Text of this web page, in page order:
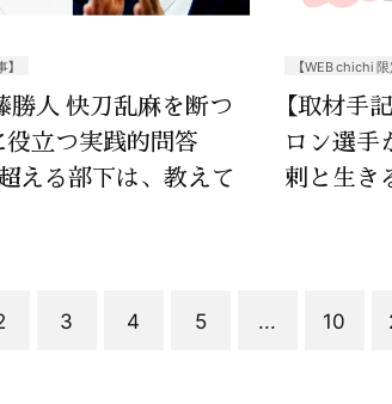
勝人 快刀乱麻を断つ
立つ実践的問答
える部下は、教えて
【WEB chichi 限
【取材手
ロン選手
剌と生き
3 4 5 ... 10